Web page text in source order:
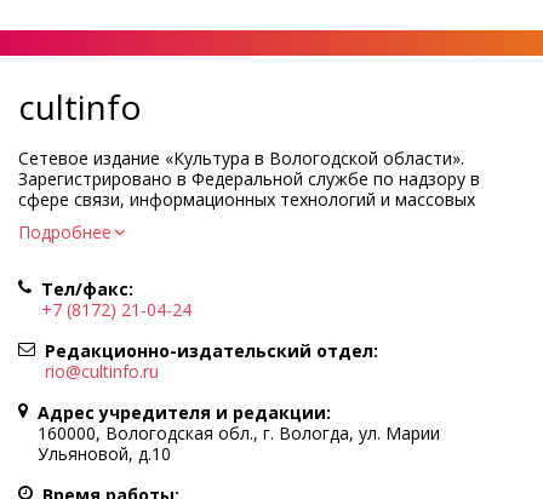
cultinfo
Сетевое издание «Культура в Вологодской области».
Зарегистрировано в Федеральной службе по надзору в
сфере связи, информационных технологий и массовых
коммуникаций.
Регистрационный номер и дата принятия решения о
Учредитель КУ ВО «Информационно-аналитический центр
культуры»
Адрес учредителя и редакции: 160000, Вологодская обл., г.
Вологда, ул. Марии Ульяновой, д.10
Главный редактор — Легчанова Елена Григорьевна
Политика в отношении обработки персональных данных
При полном или частичном использовании информации
портала гиперссылка на cultinfo.ru обязательна.
Подробнее
Тел/факс:
+7 (8172) 21-04-24
Редакционно-издательский отдел:
rio@cultinfo.ru
Адрес учредителя и редакции:
160000, Вологодская обл., г. Вологда, ул. Марии
Ульяновой, д.10